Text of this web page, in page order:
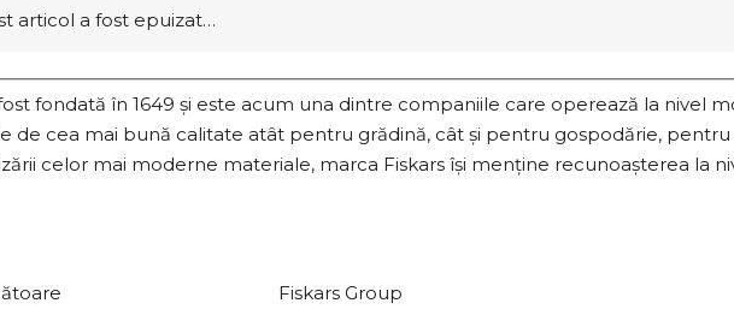
articol a fost epuizat…
fondată în 1649 și este acum una dintre companiile care operează la nivel
de cea mai bună calitate atât pentru grădină, cât și pentru gospodărie,
celor mai moderne materiale, marca Fiskars își menține recunoașterea la
Fiskars Group